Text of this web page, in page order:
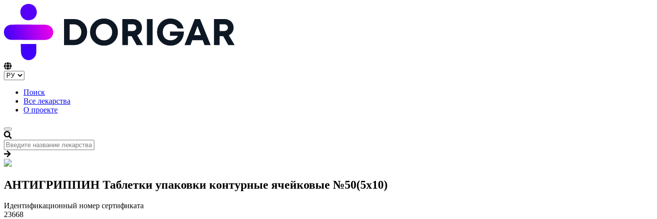
Поиск
Все лекарства
О проекте
АНТИГРИППИН Таблетки упаковки контурные ячейковые №50(5x10)
Идентификационный номер сертификата
23668